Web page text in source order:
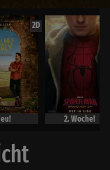
2D
2. Woche!